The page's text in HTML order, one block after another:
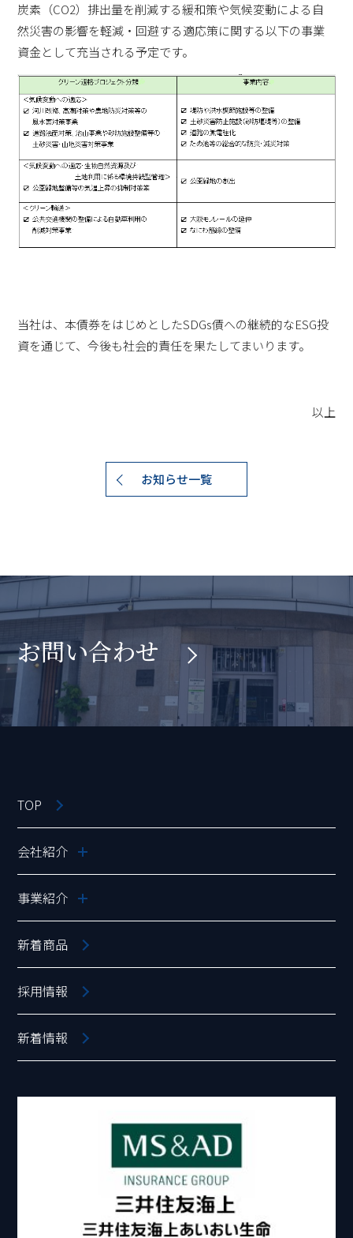
炭素（CO2）排出量を削減する緩和策や気候変動による自
然災害の影響を軽減・回避する適応策に関する以下の事業
資金として充当される予定です。
当社は、本債券をはじめとしたSDGs債への継続的なESG投
資を通じて、今後も社会的責任を果たしてまいります。
以上
お知らせ一覧
お問い合わせ
TOP
会社紹介
事業紹介
新着商品
採用情報
新着情報